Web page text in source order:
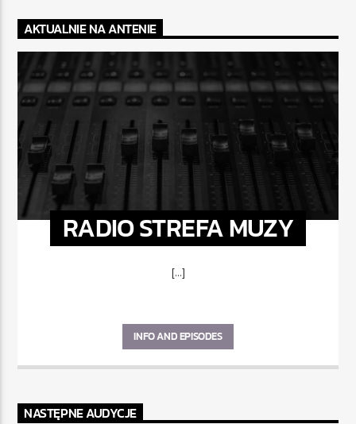
AKTUALNIE NA ANTENIE
RADIO STREFA MUZY
[...]
INFO AND EPISODES
NASTĘPNE AUDYCJE